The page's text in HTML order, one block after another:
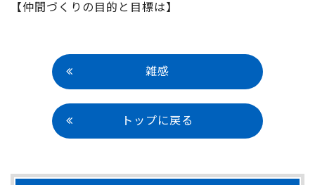
【仲間づくりの目的と目標は】
雑感
トップに戻る